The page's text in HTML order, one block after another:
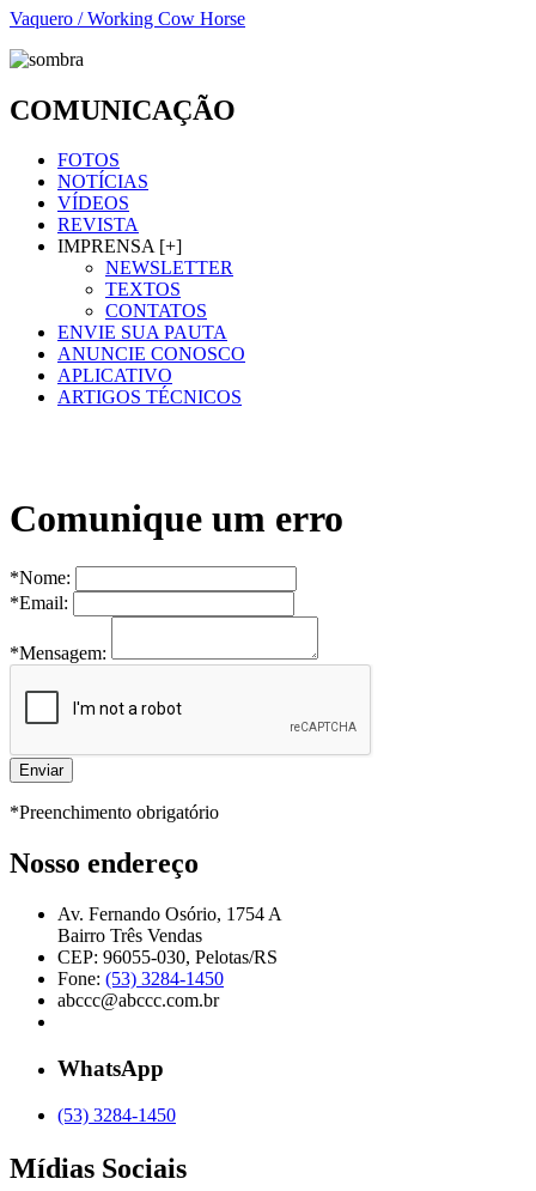
Vaquero / Working Cow Horse
COMUNICAÇÃO
FOTOS
NOTÍCIAS
VÍDEOS
REVISTA
IMPRENSA [+]
NEWSLETTER
TEXTOS
CONTATOS
ENVIE SUA PAUTA
ANUNCIE CONOSCO
APLICATIVO
ARTIGOS TÉCNICOS
Comunique um erro
*Nome:
*Email:
*Mensagem:
*Preenchimento obrigatório
Nosso endereço
Av. Fernando Osório, 1754 A
Bairro Três Vendas
CEP: 96055-030, Pelotas/RS
Fone: (53) 3284-1450
abccc@abccc.com.br
WhatsApp
(53) 3284-1450
Mídias Sociais